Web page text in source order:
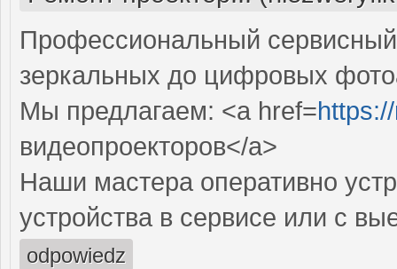
Профессиональный
зеркальных до цифровых
Мы предлагаем: <a href=
видеопроекторов</a>
Наши мастера оперативно
устройства в сервисе или с
odpowiedz